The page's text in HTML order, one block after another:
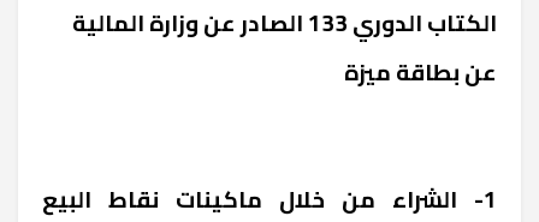
الكتاب الدوري 133 الصادر عن وزارة المالية
عن بطاقة ميزة
1- الشراء من خلال ماكينات نقاط البيع